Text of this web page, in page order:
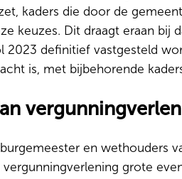
kaders die door de
keuzes. Dit draagt eraan bij
definitief vastgesteld
is, met bijbehorende
en wethouders
vergunningverlening grote